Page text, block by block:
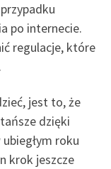
po internecie.
regulacje, które
jest to, że
dzięki
roku
krok jeszcze